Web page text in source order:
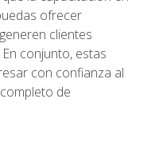
ofrecer
clientes
conjunto, estas
con confianza al
de